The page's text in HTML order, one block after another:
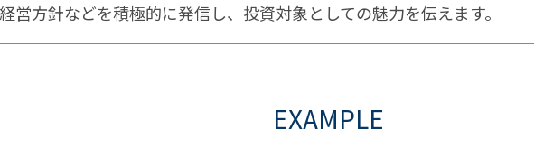
営方針などを積極的に発信し、投資対象としての魅力を伝えます。
EXAMPLE